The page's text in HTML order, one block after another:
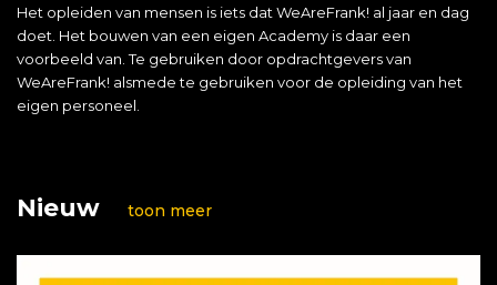
Het opleiden van mensen is iets dat WeAreFrank! al jaar en dag
doet. Het bouwen van een eigen Academy is daar een
voorbeeld van. Te gebruiken door opdrachtgevers van
WeAreFrank! alsmede te gebruiken voor de opleiding van het
eigen personeel.
Nieuw toon meer